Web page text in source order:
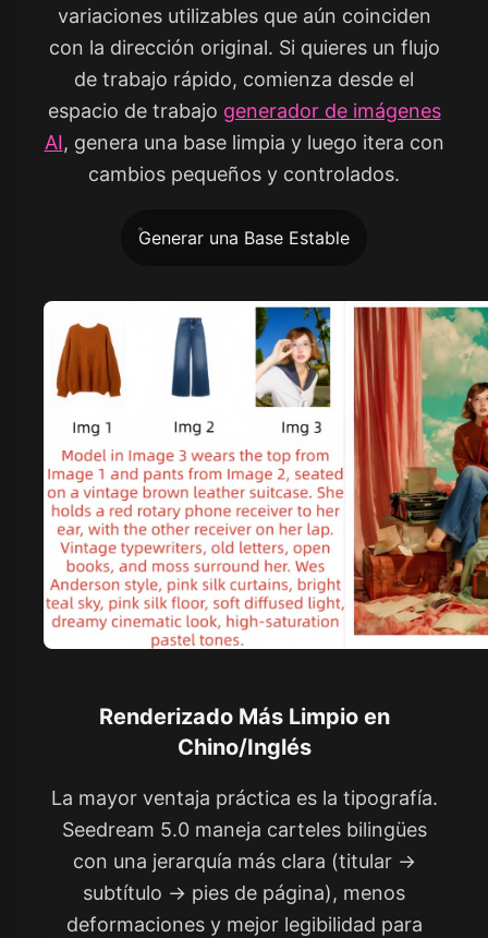
variaciones utilizables que aún coinciden
con la dirección original. Si quieres un flujo
de trabajo rápido, comienza desde el
espacio de trabajo generador de imágenes
AI, genera una base limpia y luego itera con
cambios pequeños y controlados.
Generar una Base Estable
Renderizado Más Limpio en
Chino/Inglés
La mayor ventaja práctica es la tipografía.
Seedream 5.0 maneja carteles bilingües
con una jerarquía más clara (titular →
subtítulo → pies de página), menos
deformaciones y mejor legibilidad para